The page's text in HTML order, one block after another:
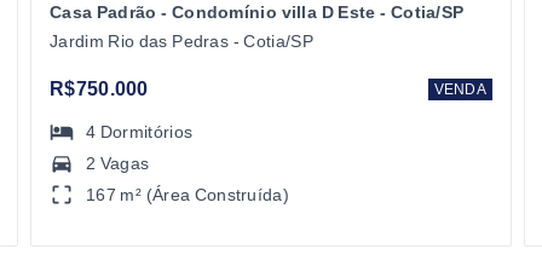
Casa Padrão - Condomínio villa D Este - Cotia/SP
Jardim Rio das Pedras - Cotia/SP
R$750.000 VENDA
4 Dormitórios
2 Vagas
167 m² (Área Construída)